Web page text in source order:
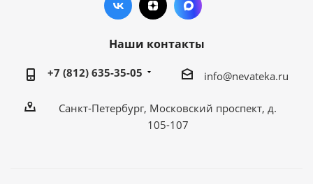
Наши контакты
+7 (812) 635-35-05 info@nevateka.ru
Санкт-Петербург, Московский проспект, д.
105-107